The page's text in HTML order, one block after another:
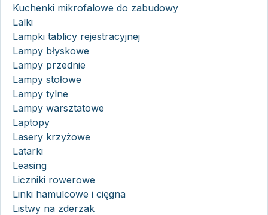
Kuchenki mikrofalowe do zabudowy
Lalki
Lampki tablicy rejestracyjnej
Lampy błyskowe
Lampy przednie
Lampy stołowe
Lampy tylne
Lampy warsztatowe
Laptopy
Lasery krzyżowe
Latarki
Leasing
Liczniki rowerowe
Linki hamulcowe i cięgna
Listwy na zderzak